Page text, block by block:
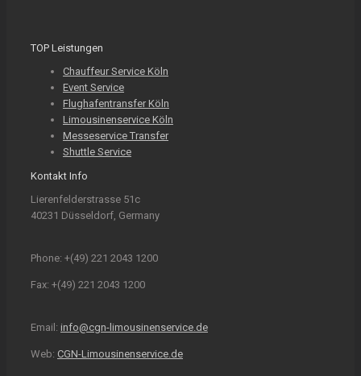
TOP Leistungen
Chauffeur Service Köln
Event Service
Flughafentransfer Köln
Limousinenservice Köln
Messeservice Transfer
Shuttle Service
Kontakt Info
Lierenfelderstrasse 51c
40231 Düsseldorf, Germany
Phone: +(49) 221 2043 1200
Fax: +(49) 221 2043 1200
Email: info@cgn-limousinenservice.de
Web: CGN-Limousinenservice.de